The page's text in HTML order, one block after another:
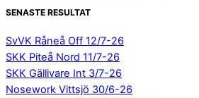
SENASTE RESULTAT
SvVK Råneå Off 12/7-26
SKK Piteå Nord 11/7-26
SKK Gällivare Int 3/7-26
Nosework Vittsjö 30/6-26